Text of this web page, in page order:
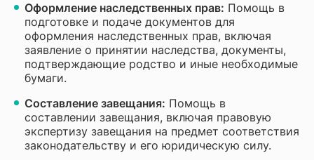
Оформление наследственных прав: Помощь в
подготовке и подаче документов для
оформления наследственных прав, включая
заявление о принятии наследства, документы,
подтверждающие родство и иные необходимые
бумаги.
Составление завещания: Помощь в
составлении завещания, включая правовую
экспертизу завещания на предмет соответствия
законодательству и его юридическую силу.